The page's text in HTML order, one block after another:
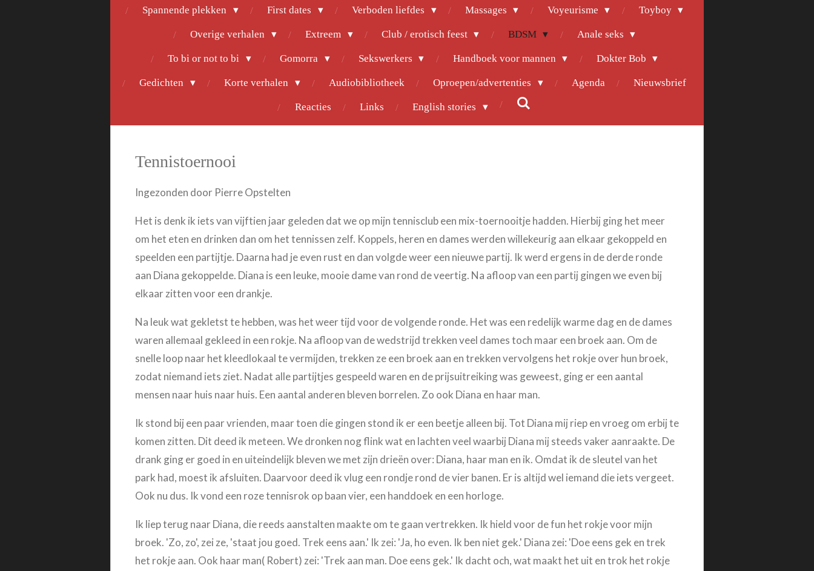
Spannende plekken First dates Verboden liefdes Massages Voyeurisme Toyboy
Overige verhalen Extreem Club / erotisch feest BDSM Anale seks
To bi or not to bi Gomorra Sekswerkers Handboek voor mannen Dokter Bob
Gedichten Korte verhalen Audiobibliotheek Oproepen/advertenties Agenda Nieuwsbrief
Reacties Links English stories
Tennistoernooi
Ingezonden door Pierre Opstelten
Het is denk ik iets van vijftien jaar geleden dat we op mijn tennisclub een mix-toernooitje hadden. Hierbij ging het meer
om het eten en drinken dan om het tennissen zelf. Koppels, heren en dames werden willekeurig aan elkaar gekoppeld en
speelden een partijtje. Daarna had je even rust en dan volgde weer een nieuwe partij. Ik werd ergens in de derde ronde
aan Diana gekoppelde. Diana is een leuke, mooie dame van rond de veertig. Na afloop van een partij gingen we even bij
elkaar zitten voor een drankje.
Na leuk wat gekletst te hebben, was het weer tijd voor de volgende ronde. Het was een redelijk warme dag en de dames
waren allemaal gekleed in een rokje. Na afloop van de wedstrijd trekken veel dames toch maar een broek aan. Om de
snelle loop naar het kleedlokaal te vermijden, trekken ze een broek aan en trekken vervolgens het rokje over hun broek,
zodat niemand iets ziet. Nadat alle partijtjes gespeeld waren en de prijsuitreiking was geweest, ging er een aantal
mensen naar huis naar huis. Een aantal anderen bleven borrelen. Zo ook Diana en haar man.
Ik stond bij een paar vrienden, maar toen die gingen stond ik er een beetje alleen bij. Tot Diana mij riep en vroeg om erbij te
komen zitten. Dit deed ik meteen. We dronken nog flink wat en lachten veel waarbij Diana mij steeds vaker aanraakte. De
drank ging er goed in en uiteindelijk bleven we met zijn drieën over: Diana, haar man en ik. Omdat ik de sleutel van het
park had, moest ik afsluiten. Daarvoor deed ik vlug een rondje rond de vier banen. Er is altijd wel iemand die iets vergeet.
Ook nu dus. Ik vond een roze tennisrok op baan vier, een handdoek en een horloge.
Ik liep terug naar Diana, die reeds aanstalten maakte om te gaan vertrekken. Ik hield voor de fun het rokje voor mijn
broek. 'Zo, zo', zei ze, 'staat jou goed. Trek eens aan.' Ik zei: 'Ja, ho even. Ik ben niet gek.' Diana zei: 'Doe eens gek en trek
het rokje aan. Ook haar man( Robert) zei: 'Trek aan man. Doe eens gek.' Ik dacht och, wat maakt het uit en trok het rokje